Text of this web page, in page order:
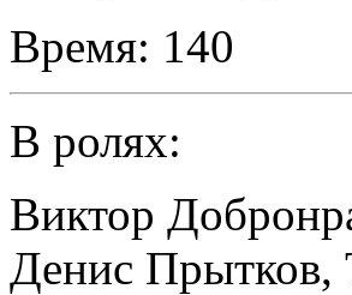
Время: 140
В ролях:
Виктор
Денис Прытков,